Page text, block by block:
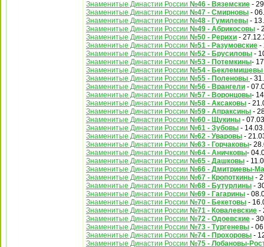
Знаменитые Династии России №46 - Вяземские -
Знаменитые Династии России №47 - Смирновы -
Знаменитые Династии России №48 - Гумилевы -
Знаменитые Династии России №49 - Абрикосовы -
Знаменитые Династии России №50 - Рерихи -
Знаменитые Династии России №51 - Разумовские -
Знаменитые Династии России №52 - Брусиловы -
Знаменитые Династии России №53 - Потемкины-
Знаменитые Династии России №54 - Беклемишевы
Знаменитые Династии России №55 - Поленовы -
Знаменитые Династии России №56 - Врангели -
Знаменитые Династии России №57 - Воронцовы-
Знаменитые Династии России №58 - Аксаковы -
Знаменитые Династии России №59 - Апраксины -
Знаменитые Династии России №60 - Щукины -
Знаменитые Династии России №61 - Зубовы -
Знаменитые Династии России №62 - Уваровы -
Знаменитые Династии России №63 - Горчаковы-
Знаменитые Династии России №64 - Аничковы-
Знаменитые Династии России №65 - Дашковы -
Знаменитые Династии России №66 - Дмитриевы-
Знаменитые Династии России №67 - Кропоткины -
Знаменитые Династии России №68 - Бутурлины -
Знаменитые Династии России №69 - Гагарины -
Знаменитые Династии России №70 - Бекетовы -
Знаменитые Династии России №71 - Ковалевские -
Знаменитые Династии России №72 - Одоевские -
Знаменитые Династии России №73 - Тургеневы -
Знаменитые Династии России №74 - Прохоровы -
Знаменитые Династии России №75 - Лобановы-